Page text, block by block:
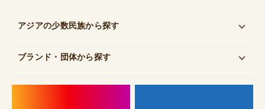
アジアの少数民族から探す
ブランド・団体から探す